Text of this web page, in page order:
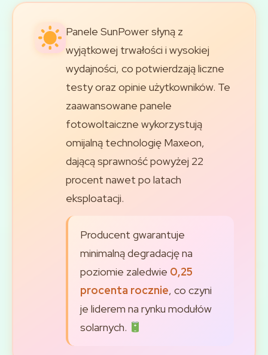
Panele SunPower słyną z
wyjątkowej trwałości i wysokiej
wydajności, co potwierdzają liczne
testy oraz opinie użytkowników. Te
zaawansowane panele
fotowoltaiczne wykorzystują
omijalną technologię Maxeon,
dającą sprawność powyżej 22
procent nawet po latach
eksploatacji.
Producent gwarantuje
minimalną degradację na
poziomie zaledwie 0,25
procenta rocznie, co czyni
je liderem na rynku modułów
solarnych.